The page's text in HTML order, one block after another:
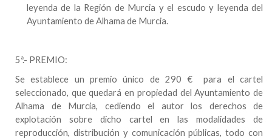
leyenda de la Región de Murcia y el escudo y leyenda del
Ayuntamiento de Alhama de Murcia.
5ª.- PREMIO:
Se establece un premio único de 290 € para el cartel
seleccionado, que quedará en propiedad delAyuntamiento de
Alhama de Murcia, cediendo el autor los derechos de
explotación sobre dicho cartel en las modalidades de
reproducción, distribución y comunicación públicas, todo con